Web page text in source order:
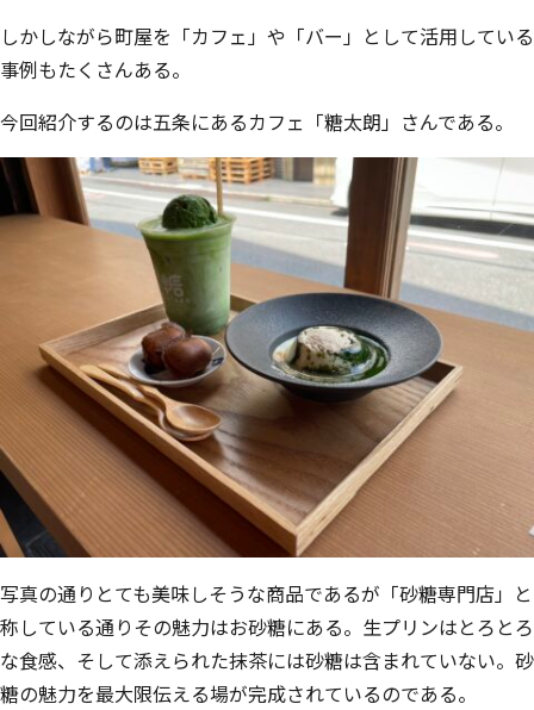
しかしながら町屋を「カフェ」や「バー」として活⽤している
事例もたくさんある。
今回紹介するのは五条にあるカフェ「糖太朗」さんである。
写真の通りとても美味しそうな商品であるが「砂糖専⾨店」と
称している通りその魅⼒はお砂糖にある。⽣プリンはとろとろ
な⾷感、そして添えられた抹茶には砂糖は含まれていない。砂
糖の魅⼒を最⼤限伝える場が完成されているのである。